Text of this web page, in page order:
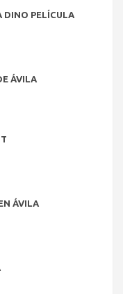
DINO PELÍCULA
ÁVILA
ÁVILA